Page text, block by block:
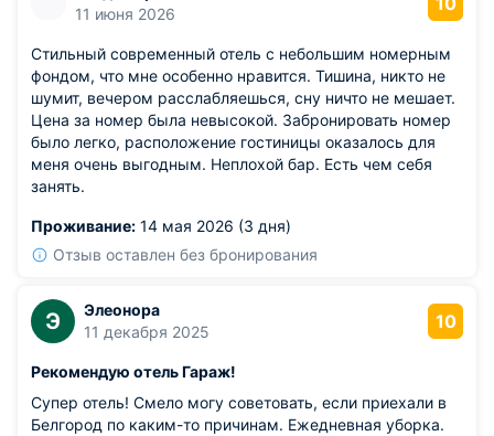
11 июня 2026
Стильный современный отель с небольшим номерным
фондом, что мне особенно нравится. Тишина, никто не
шумит, вечером расслабляешься, сну ничто не мешает.
Цена за номер была невысокой. Забронировать номер
было легко, расположение гостиницы оказалось для
меня очень выгодным. Неплохой бар. Есть чем себя
занять.
Проживание: 14 мая 2026 (3 дня)
Отзыв оставлен без бронирования
Э
Элеонора
11 декабря 2025
10
Рекомендую отель Гараж!
Супер отель! Смело могу советовать, если приехали в
Белгород по каким-то причинам. Ежедневная уборка.